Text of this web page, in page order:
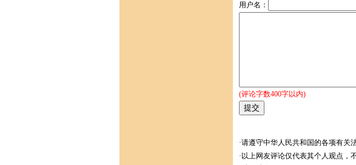
用户名：
(评论字数400字以内)
·请遵守中华人民共和国的各项有关
·以上网友评论仅代表其个人观点，